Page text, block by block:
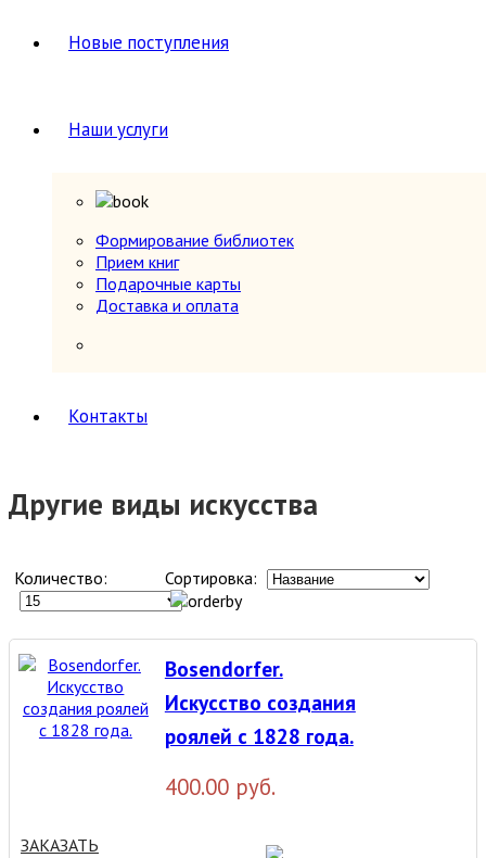
Новые поступления
Наши услуги
Формирование библиотек
Прием книг
Подарочные карты
Доставка и оплата
Контакты
Другие виды искусства
Количество: Сортировка:
Bosendorfer.
Искусство создания
роялей с 1828 года.
400.00 руб.
ЗАКАЗАТЬ